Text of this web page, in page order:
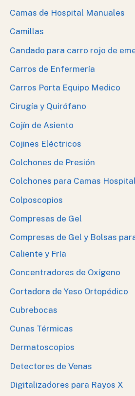
Camas de Hospital Manuales
Camillas
Candado para carro rojo de
Carros de Enfermería
Carros Porta Equipo Medico
Cirugía y Quirófano
Cojín de Asiento
Cojines Eléctricos
Colchones de Presión
Colchones para Camas
Colposcopios
Compresas de Gel
Compresas de Gel y Bolsas
Caliente y Fría
Concentradores de Oxígeno
Cortadora de Yeso Ortopédico
Cubrebocas
Cunas Térmicas
Dermatoscopios
Detectores de Venas
Digitalizadores para Rayos X